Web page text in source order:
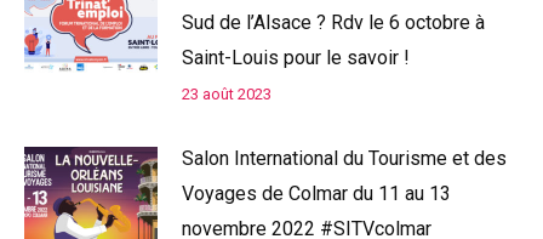
Sud de l’Alsace ? Rdv le 6 octobre à
Saint-Louis pour le savoir !
23 août 2023
Salon International du Tourisme et des
Voyages de Colmar du 11 au 13
novembre 2022 #SITVcolmar